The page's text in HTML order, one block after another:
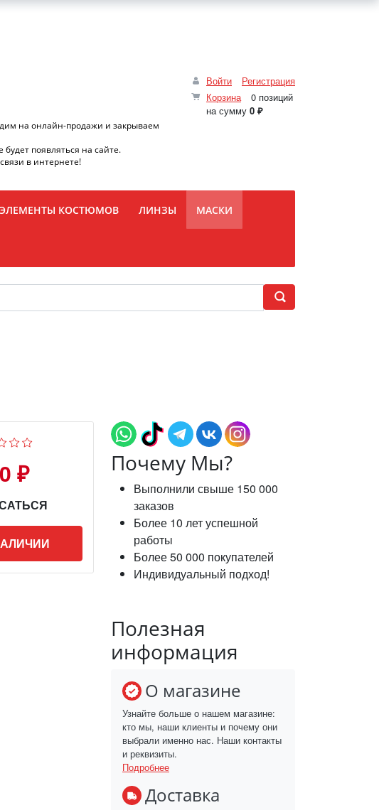
Войти
Регистрация
Корзина
0 позиций
на сумму 0 ₽
на онлайн-продажи и закрываем
появляться на сайте.
в интернете!
КОСТЮМОВ ЛИНЗЫ МАСКИ
₽ Почему Мы?
Выполнили свыше 150 000
заказов
Более 10 лет успешной
работы
Более 50 000 покупателей
Индивидуальный подход!
Полезная
информация
О магазине
Узнайте больше о нашем магазине:
кто мы, наши клиенты и почему они
выбрали именно нас. Наши контакты
и реквизиты.
Подробнее
Доставка